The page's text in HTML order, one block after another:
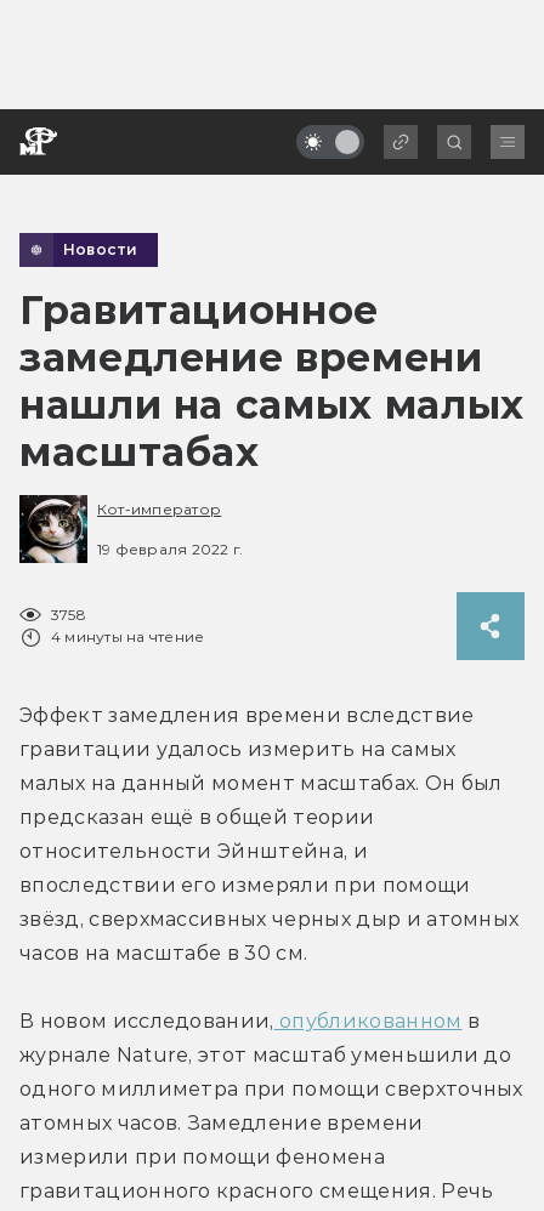
Новости
Гравитационное
замедление времени
нашли на самых малых
масштабах
Кот-император
19 февраля 2022 г.
3758
4 минуты на чтение
Эффект замедления времени вследствие
гравитации удалось измерить на самых
малых на данный момент масштабах. Он был
предсказан ещё в общей теории
относительности Эйнштейна, и
впоследствии его измеряли при помощи
звёзд, сверхмассивных черных дыр и атомных
часов на масштабе в 30 см.
В новом исследовании, опубликованном в
журнале Nature, этот масштаб уменьшили до
одного миллиметра при помощи сверхточных
атомных часов. Замедление времени
измерили при помощи феномена
гравитационного красного смещения. Речь